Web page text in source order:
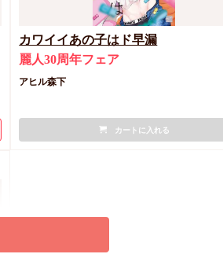
カワイイあの子はド早漏
麗人30周年フェア
アヒル森下
カートに入れる